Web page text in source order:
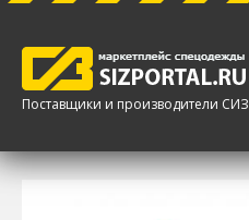
Поставщики и производители СИЗ